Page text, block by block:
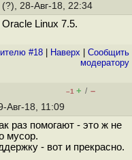
(?), 28-Авг-18, 22:34
Linux 7.5.
#18 Наверх
Cообщить
модератору
–1 + / –
Авг-18, 11:09
раз помогают - это ж не
мусор.
- вот и прекрасно.